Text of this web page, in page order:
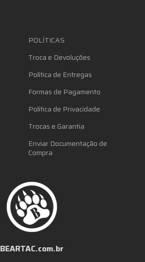
POLÍTICAS
Troca e Devoluções
Política de Entregas
Formas de Pagamento
Política de Privacidade
Trocas e Garantia
Enviar Documentação de
Compra
BEARTAC.com.br